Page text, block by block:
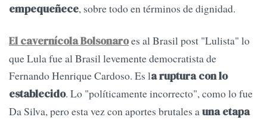
empequeñece, sobre todo en términos de dignidad.
El cavernícola Bolsonaroes al Brasil post "Lulista" lo
que Lula fue al Brasil levemente democratista de
Fernando Henrique Cardoso. Es la ruptura con lo
establecido. Lo "políticamente incorrecto", como lo fue
Da Silva, pero esta vez con aportes brutales auna etapa